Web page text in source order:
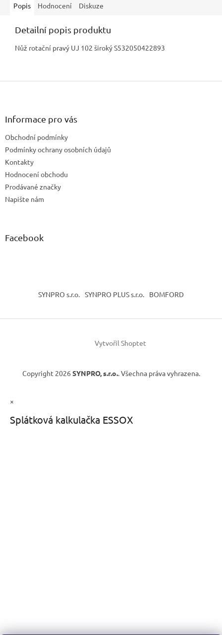
Popis Hodnocení Diskuze
Detailní popis produktu
Nůž rotační pravý UJ 102 široký S532050422893
Z
Informace pro vás
Obchodní podmínky
Podmínky ochrany osobních údajů
Kontakty
Hodnocení obchodu
Prodávané značky
Napište nám
Facebook
SYNPRO s.r.o. SYNPRO PLUS s.r.o. BOMFORD
Vytvořil Shoptet
Copyright 2026 SYNPRO, s.r.o.. Všechna práva vyhrazena.
×
Splátková kalkulačka ESSOX